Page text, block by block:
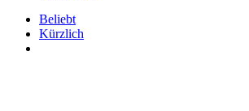
Beliebt
Kürzlich